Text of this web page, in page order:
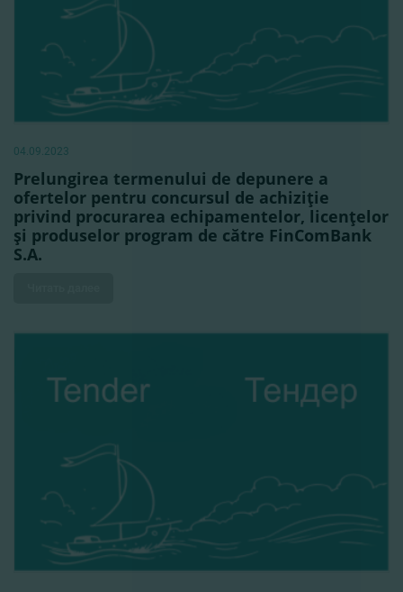
04.09.2023
Prelungirea termenului de depunere a
ofertelor pentru concursul de achiziţie
privind procurarea echipamentelor, licenţelor
şi produselor program de către FinComBank
S.A.